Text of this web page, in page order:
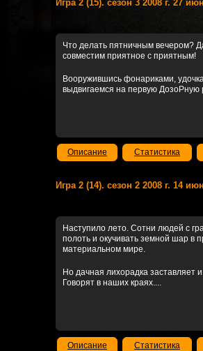
Игра 2 (15). сезон 3 2008 г. 27
Что делать пятничным вечером?
совместим приятное с приятным!
Вооружившись фонариками,
выдвигаемся на первую ДозоРную
Описание Статистика
Игра 2 (14). сезон 2 2008 г. 14
Наступило лето. Сотни людей с
полоть и окучивать земной шар в
материальном мире.
Но дачная лихорадка заставляет
Говорят в наших краях....
Описание Статистика